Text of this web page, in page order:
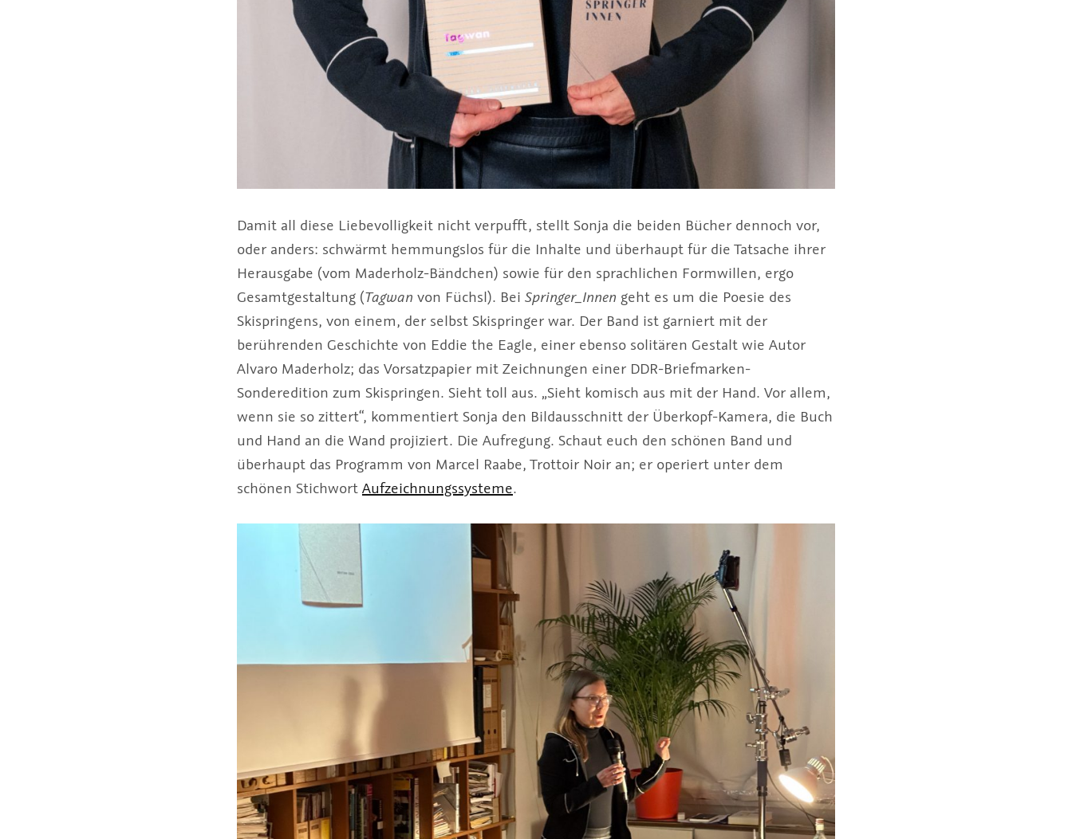
Damit all diese Liebevolligkeit nicht verpufft, stellt Sonja die beiden Bücher dennoch vor,
oder anders: schwärmt hemmungslos für die Inhalte und überhaupt für die Tatsache ihrer
Herausgabe (vom Maderholz-Bändchen) sowie für den sprachlichen Formwillen, ergo
Gesamtgestaltung (Tagwan von Füchsl). Bei Springer_Innen geht es um die Poesie des
Skispringens, von einem, der selbst Skispringer war. Der Band ist garniert mit der
berührenden Geschichte von Eddie the Eagle, einer ebenso solitären Gestalt wie Autor
Alvaro Maderholz; das Vorsatzpapier mit Zeichnungen einer DDR-Briefmarken-
Sonderedition zum Skispringen. Sieht toll aus. „Sieht komisch aus mit der Hand. Vor allem,
wenn sie so zittert“, kommentiert Sonja den Bildausschnitt der Überkopf-Kamera, die Buch
und Hand an die Wand projiziert. Die Aufregung. Schaut euch den schönen Band und
überhaupt das Programm von Marcel Raabe, Trottoir Noir an; er operiert unter dem
schönen Stichwort Aufzeichnungssysteme.